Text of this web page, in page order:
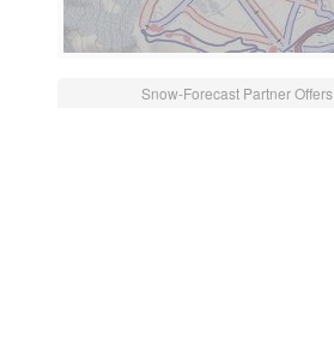
Snow-Forecast Partner Offers